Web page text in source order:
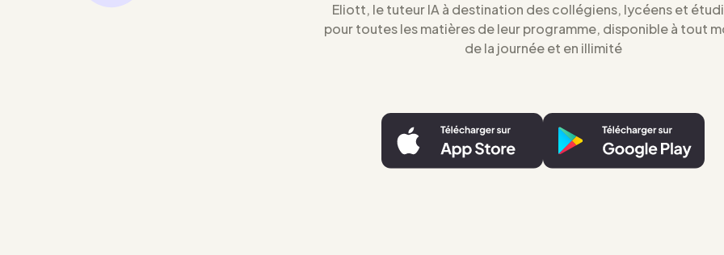
Eliott, le tuteur IA à destination des collégiens, lycéens et
pour toutes les matières de leur programme, disponible à tout
de la journée et en illimité